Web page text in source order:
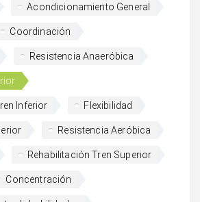
Acondicionamiento General
Coordinación
Resistencia Anaeróbica
Inferior Flexibilidad
Resistencia Aeróbica
Rehabilitación Tren Superior
Concentración